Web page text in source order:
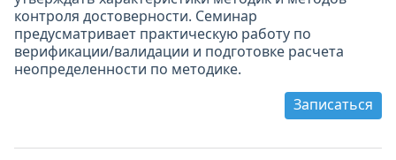
контроля достоверности. Семинар
предусматривает практическую работу по
верификации/валидации и подготовке расчета
неопределенности по методике.
Записаться